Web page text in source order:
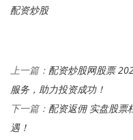
配资炒股
上一篇： 配资炒股网股票
服务，助力投资成功！
下一篇： 配资返佣 实盘股票
遇！